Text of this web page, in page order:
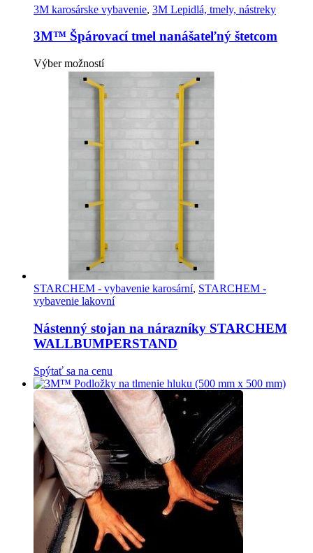
3M karosárske vybavenie, 3M Lepidlá, tmely, nástreky
3M™ Špárovací tmel nanášateľný štetcom
Výber možnostíTento
produkt
má
viacero
STARCHEM - vybavenie karosární, STARCHEM -
vybavenie lakovní
Nástenný stojan na nárazníky STARCHEM
WALLBUMPERSTAND
Spýtať sa na cenu